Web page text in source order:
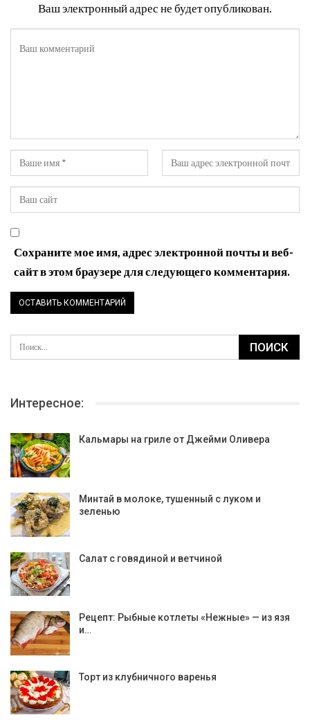
Ваш электронный адрес не будет опубликован.
Сохраните мое имя, адрес электронной почты и веб-
сайт в этом браузере для следующего комментария.
Интересное:
Кальмары на гриле от Джейми Оливера
Минтай в молоке, тушенный с луком и
зеленью
Салат с говядиной и ветчиной
Рецепт: Рыбные котлеты «Нежные» — из язя
и…
Торт из клубничного варенья